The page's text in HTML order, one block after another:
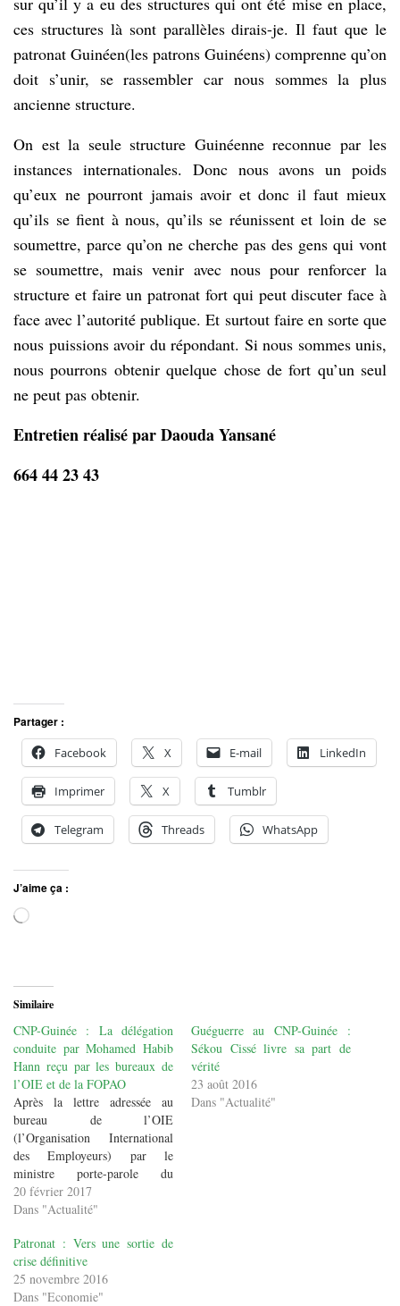
ces structures là sont parallèles dirais-je. Il faut que le
patronat Guinéen(les patrons Guinéens) comprenne qu’on
doit s’unir, se rassembler car nous sommes la plus
ancienne structure.
On est la seule structure Guinéenne reconnue par les
instances internationales. Donc nous avons un poids
qu’eux ne pourront jamais avoir et donc il faut mieux
qu’ils se fient à nous, qu’ils se réunissent et loin de se
soumettre, parce qu’on ne cherche pas des gens qui vont
se soumettre, mais venir avec nous pour renforcer la
structure et faire un patronat fort qui peut discuter face à
face avec l’autorité publique. Et surtout faire en sorte que
nous puissions avoir du répondant. Si nous sommes unis,
nous pourrons obtenir quelque chose de fort qu’un seul
ne peut pas obtenir.
Entretien réalisé par Daouda Yansané
664 44 23 43
Partager :
Facebook
X E-mail LinkedIn
Imprimer X Tumblr
Telegram Threads WhatsApp
J’aime ça :
Chargement…
Similaire
CNP-Guinée : La délégation
conduite par Mohamed Habib
Hann reçu par les bureaux de
l’OIE et de la FOPAO
Après la lettre adressée au
bureau de l’OIE
(l’Organisation International
des Employeurs) par le
ministre porte-parole du
Gouvernement, Albert
Damantang Camara par rapport
Conseil National du patronat-
Guinéen (CNP-Guinée). Les
membres du Conseil National
du patronat Guinéen très
20 février 2017
Dans "Actualité"
Guéguerre au CNP-Guinée :
Sékou Cissé livre sa part de
vérité
23 août 2016
Dans "Actualité"
Patronat : Vers une sortie de
crise définitive
25 novembre 2016
Dans "Economie"